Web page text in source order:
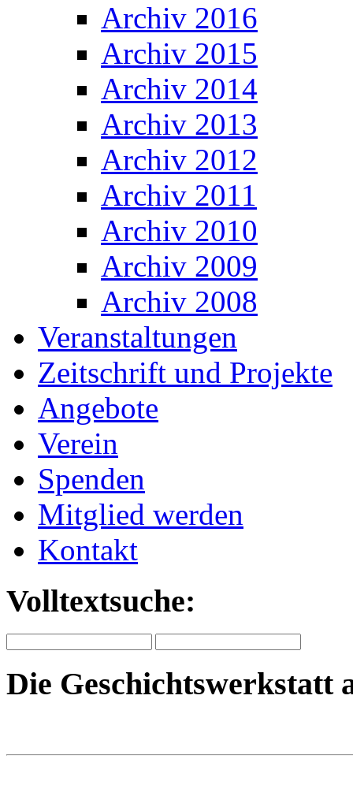
Archiv 2016
Archiv 2015
Archiv 2014
Archiv 2013
Archiv 2012
Archiv 2011
Archiv 2010
Archiv 2009
Archiv 2008
Veranstaltungen
Zeitschrift und Projekte
Angebote
Verein
Spenden
Mitglied werden
Kontakt
Volltextsuche:
Die Geschichtswerkstatt